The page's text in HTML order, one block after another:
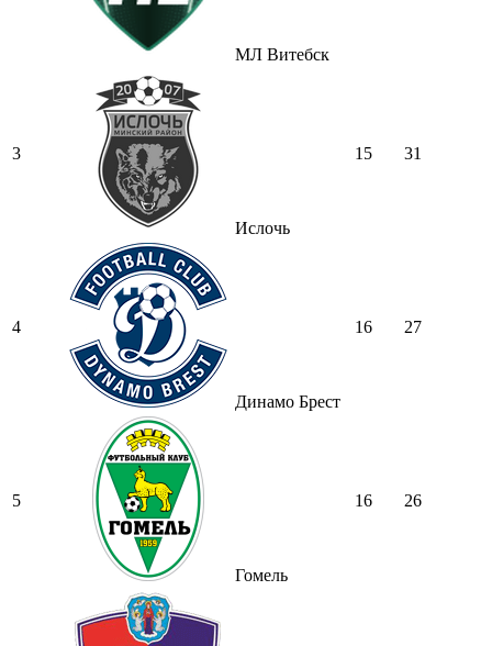
МЛ Витебск
3
Ислочь
15 31
4
Динамо Брест
16 27
5
Гомель
16 26